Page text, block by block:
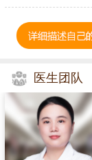
医生团队